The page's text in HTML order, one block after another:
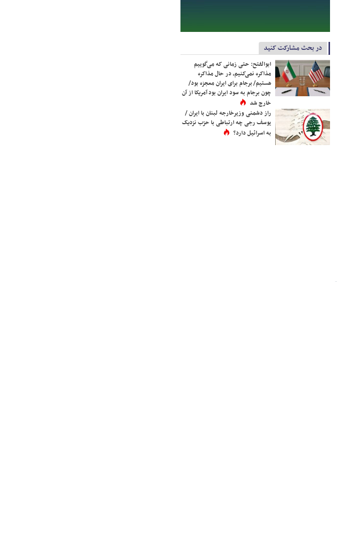
در بحث مشارکت کنید
ابوالفتح: حتی زمانی که می‌گوییم
مذاکره نمی‌کنیم، در حال مذاکره
هستیم/ برجام برای ایران معجزه بود/
چون برجام به سود ایران بود آمریکا از آن
خارج شد
راز دشمنی وزیرخارجه لبنان با ایران /
یوسف رجی چه ارتباطی با حزب نزدیک
به اسرائیل دارد؟